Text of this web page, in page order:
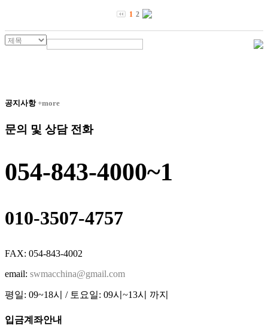
1 2
공지사항+more
문의 및 상담 전화
054-843-4000~1
010-3507-4757
FAX: 054-843-4002
email: swmacchina@gmail.com
평일: 09~18시 / 토요일: 09시~13시 까지
입금계좌안내